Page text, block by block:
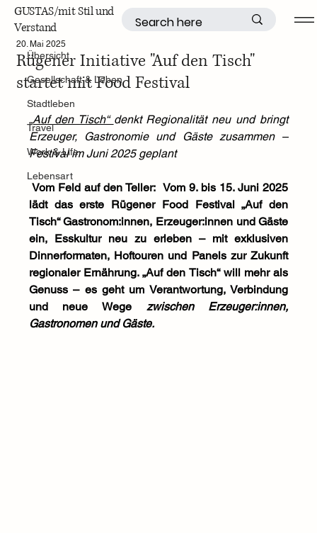
GUSTAS/mit Stil und
Verstand
Übersicht
Gesellschaft & Leben
Stadtleben
Travel
Work & Life
Lebensart
Übersicht
Rügener Initiative "Auf den Tisch"
startet mit Food Festival
20. Mai 2025
„Auf den Tisch“ denkt Regionalität neu und bringt
Erzeuger, Gastronomie und Gäste zusammen –
Festival im Juni 2025 geplant
Vom Feld auf den Teller:  Vom 9. bis 15. Juni 2025
lädt das erste Rügener Food Festival „Auf den
Tisch“ Gastronom:innen, Erzeuger:innen und Gäste
ein, Esskultur neu zu erleben – mit exklusiven
Dinnerformaten, Hoftouren und Panels zur Zukunft
regionaler Ernährung. „Auf den Tisch“ will mehr als
Genuss – es geht um Verantwortung, Verbindung
und neue Wege zwischen Erzeuger:innen,
Gastronomen und Gäste.